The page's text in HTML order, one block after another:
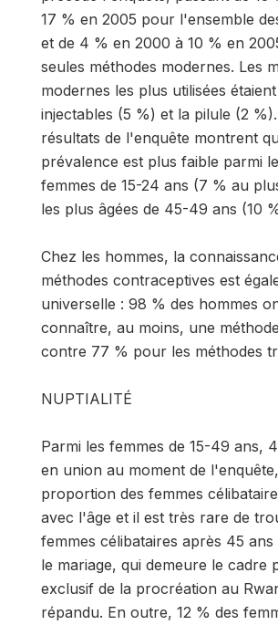
17 % en 2005 pour l'ensemble
et de 4 % en 2000 à 10 % en
seules méthodes modernes. Les
modernes les plus utilisées
injectables (5 %) et la pilule (2
résultats de l'enquête montrent
prévalence est plus faible parmi
femmes de 15-24 ans (7 % au
les plus âgées de 45-49 ans (10
Chez les hommes, la
méthodes contraceptives est
universelle : 98 % des hommes
connaître, au moins, une
contre 77 % pour les méthodes
NUPTIALITÉ
Parmi les femmes de 15-49 ans,
en union au moment de
proportion des femmes
avec l'âge et il est très rare de
femmes célibataires après 45 ans
le mariage, qui demeure le cadre
exclusif de la procréation au
répandu. En outre, 12 % des